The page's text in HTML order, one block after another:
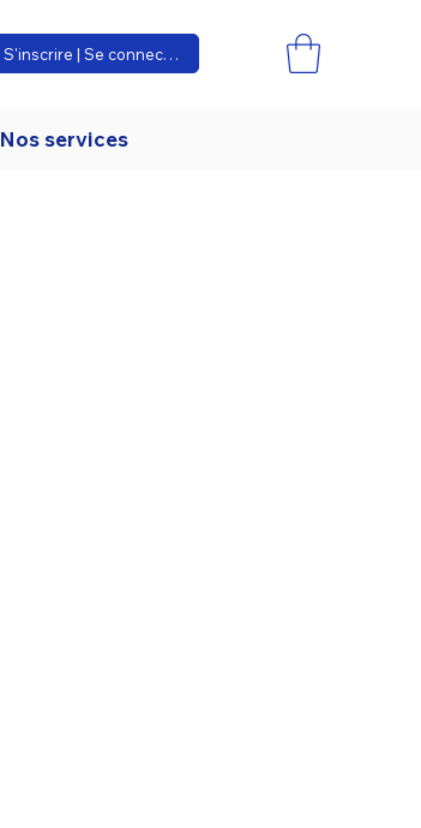
S'inscrire | Se connecter
Nos services